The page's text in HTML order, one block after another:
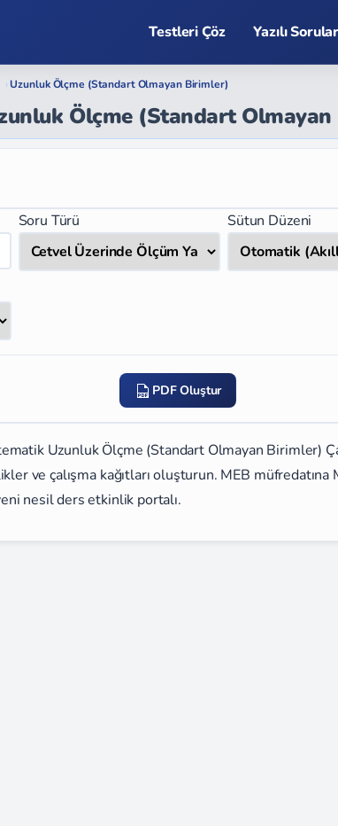
Testleri Çöz Yazılı
› Uzunluk Ölçme (Standart Olmayan Birimler)
Ölçme (Standart Olmayan
Soru Türü Sütun Düzeni
PDF Oluştur
Uzunluk Ölçme (Standart Olmayan Birimler)
ve çalışma kağıtları oluşturun. MEB müfredatına
nesil ders etkinlik portalı.